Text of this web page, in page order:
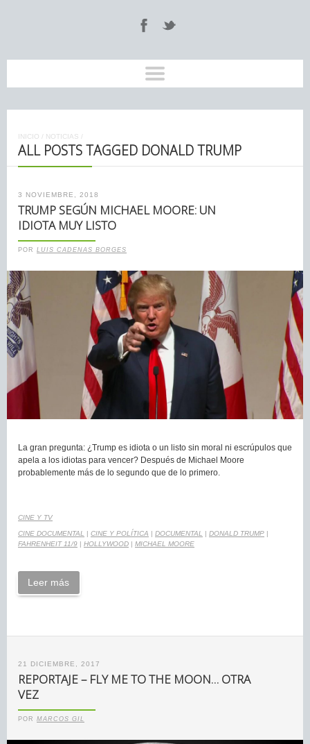
INICIO / NOTICIAS /
ALL POSTS TAGGED DONALD TRUMP
3 NOVIEMBRE, 2018
TRUMP SEGÚN MICHAEL MOORE: UN
IDIOTA MUY LISTO
POR LUIS CADENAS BORGES
La gran pregunta: ¿Trump es idiota o un listo sin moral ni escrúpulos que
apela a los idiotas para vencer? Después de Michael Moore
probablemente más de lo segundo que de lo primero.
CINE Y TV
CINE DOCUMENTAL | CINE Y POLÍTICA | DOCUMENTAL | DONALD TRUMP |
FAHRENHEIT 11/9 | HOLLYWOOD | MICHAEL MOORE
Leer más
21 DICIEMBRE, 2017
REPORTAJE – FLY ME TO THE MOON… OTRA
VEZ
POR MARCOS GIL